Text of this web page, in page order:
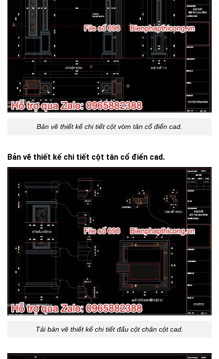
Bản vẽ thiết kế chi tiết cột vòm tân cổ điển cad.
Bản vẽ thiết kế chi tiết cột tân cổ điển cad.
Tải bản vẽ thiết kế chi tiết đấu cột chân cột cad.